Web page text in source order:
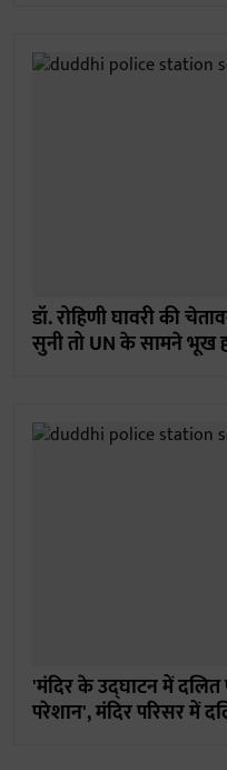
डॉ. रोहिणी घावरी की
सुनी तो UN के सामने भूख
'मंदिर के उद्घाटन में दलित
परेशान', मंदिर परिसर में